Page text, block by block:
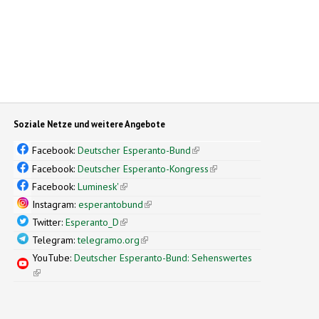
Soziale Netze und weitere Angebote
Facebook:Deutscher Esperanto-Bund(link is external)
Facebook:Deutscher Esperanto-Kongress(link is external)
Facebook:Luminesk'(link is external)
Instagram:esperantobund(link is external)
Twitter:Esperanto_D(link is external)
Telegram:telegramo.org(link is external)
YouTube:Deutscher Esperanto-Bund: Sehenswertes
(link is external)